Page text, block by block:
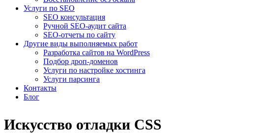
Услуги по SEO
SEO консультация
Ручной SEO-аудит сайта
SEO-отчеты по сайту
Другие виды выполняемых работ
Разработка сайтов на WordPress
Подбор дроп-доменов
Услуги по настройке хостинга
Услуги парсинга
Контакты
Блог
Искусство отладки CSS